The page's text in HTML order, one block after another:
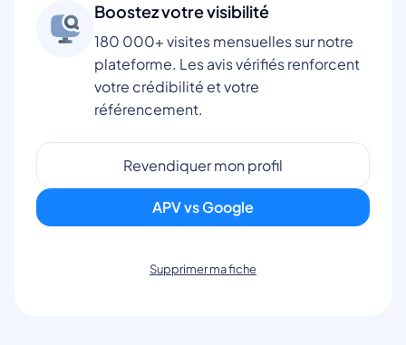
Boostez votre visibilité
180 000+ visites mensuelles sur notre
plateforme. Les avis vérifiés renforcent
votre crédibilité et votre
référencement.
Revendiquer mon profil
APV vs Google
Supprimer ma fiche